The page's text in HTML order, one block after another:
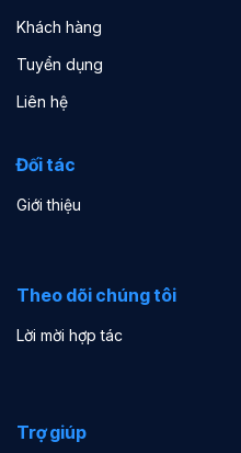
Khách hàng
Tuyển dụng
Liên hệ
Đối tác
Giới thiệu
Theo dõi chúng tôi
Lời mời hợp tác
Trợ giúp